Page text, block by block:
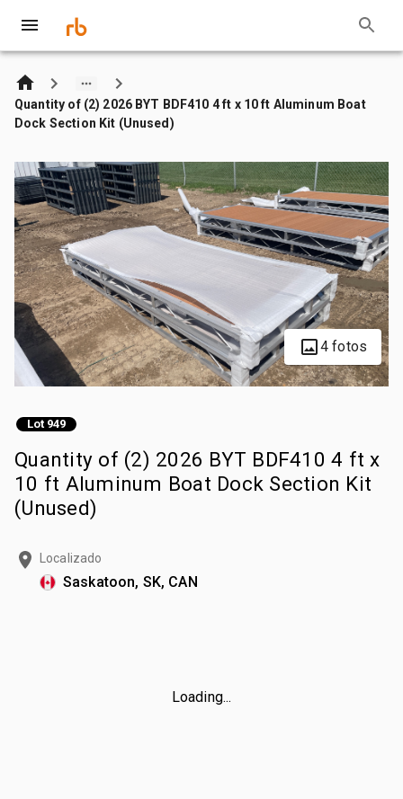
Quantity of (2) 2026 BYT BDF410 4 ft x 10 ft Aluminum Boat
Dock Section Kit (Unused)
4 fotos
Lot 949
Quantity of (2) 2026 BYT BDF410 4 ft x
10 ft Aluminum Boat Dock Section Kit
(Unused)
Localizado
Saskatoon, SK, CAN
Loading...